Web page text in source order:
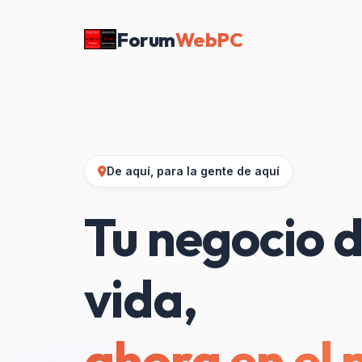
ForumWebPC
De aquí, para la gente de aquí
Tu negocio
vida,